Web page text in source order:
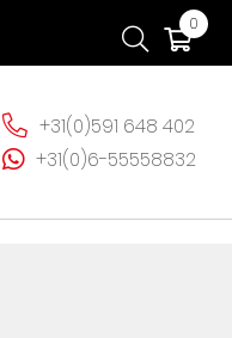
0
+31(0)591 648 402
+31(0)6-55558832